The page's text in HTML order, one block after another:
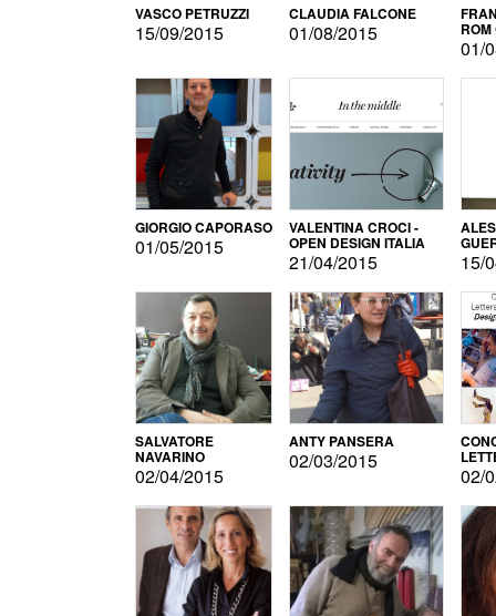
VASCO PETRUZZI
15/09/2015
CLAUDIA FALCONE
01/08/2015
01/
GIORGIO CAPORASO
01/05/2015
VALENTINA CROCI -
OPEN DESIGN ITALIA
21/04/2015 15/
SALVATORE
NAVARINO
02/04/2015
ANTY PANSERA
02/03/2015
02/